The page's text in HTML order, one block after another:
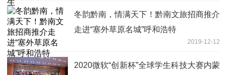
冬韵黔南，情满天下！黔南文旅招商推介
走进“塞外草原名城”呼和浩特
2019-12-12
2020微软“创新杯”全球学生科技大赛内蒙